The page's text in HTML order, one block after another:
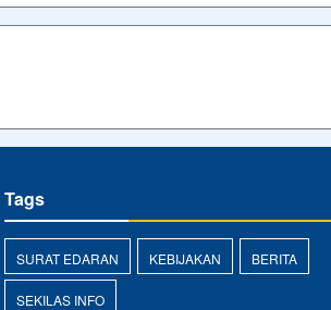
Tags
SURAT EDARAN KEBIJAKAN BERITA
SEKILAS INFO